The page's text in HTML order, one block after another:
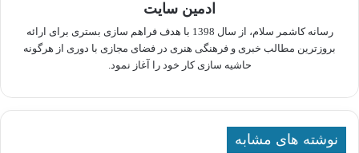
ادمین سایت
رسانه کاشمر سلام، از سال 1398 با هدف فراهم سازی بستری برای ارائه
بروزترین مطالب خبری و فرهنگی هنری در فضای مجازی با دوری از هرگونه
حاشیه سازی کار خود را آغاز نمود.
نوشته های مشابه